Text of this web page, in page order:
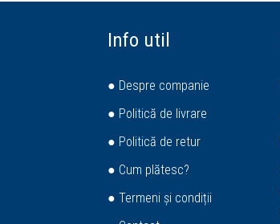
Info util
● Despre companie
● Politică de livrare
● Politică de retur
● Cum plătesc?
● Termeni și condiții